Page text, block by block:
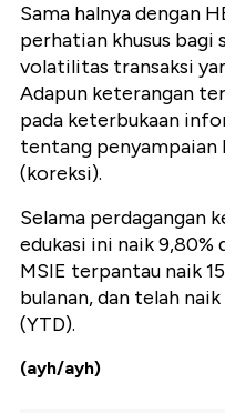
Sama halnya dengan
perhatian khusus bagi
volatilitas transaksi
Adapun keterangan
pada keterbukaan
tentang penyampaian
(koreksi).
Selama perdagangan
edukasi ini naik 9,80%
MSIE terpantau naik
bulanan, dan telah
(YTD).
(ayh/ayh)